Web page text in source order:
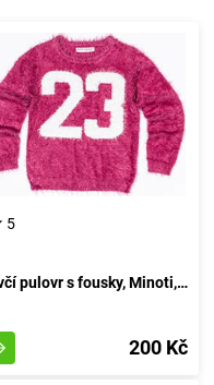
5
Dívčí pulovr s fousky, Minoti, GRUNGE 4, růžový - velikost 152/158 | pro věk 12/13 let
200 Kč